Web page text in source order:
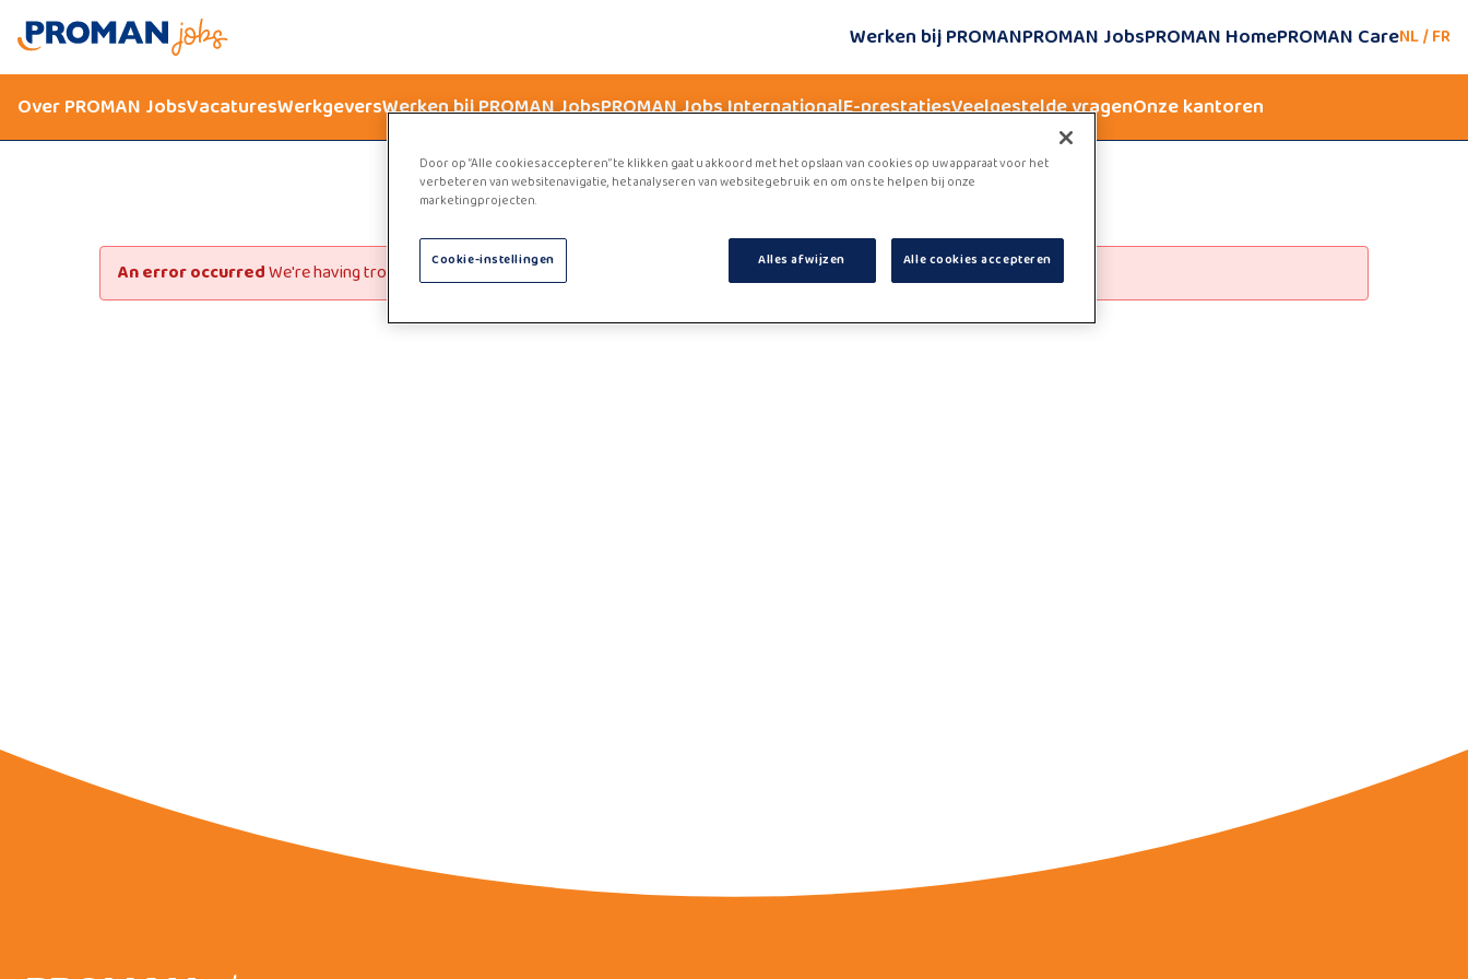
Werken bij PROMANPROMAN JobsPROMAN HomePROMAN CareNL/FR
Over PROMAN JobsVacaturesWerkgeversWerken bij PROMAN JobsPROMAN Jobs InternationalE-prestatiesVeelgestelde vragenOnze kantoren
An error occurredWe're having trouble loading the jobboard. Please refresh the page or try again later.
Door op “Alle cookies accepteren” te klikken gaat u akkoord met het opslaan van cookies op uw apparaat voor het
verbeteren van websitenavigatie, het analyseren van websitegebruik en om ons te helpen bij onze
marketingprojecten.
Cookie-instellingen Alles afwijzen Alle cookies accepteren